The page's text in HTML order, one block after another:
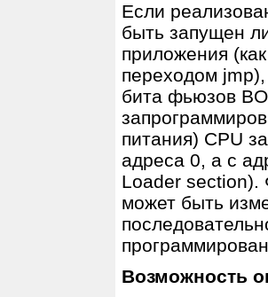
Если
быть запущен
приложения
переходом
бита фьюзов
питания) CPU
адреса 0, а с
Loader section).
может быть
Возможность